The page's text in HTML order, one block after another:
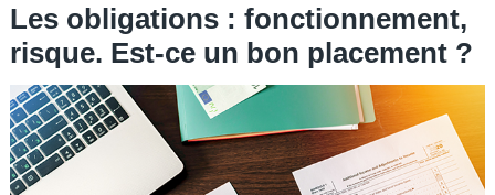
Les obligations : fonctionnement,
risque. Est-ce un bon placement ?